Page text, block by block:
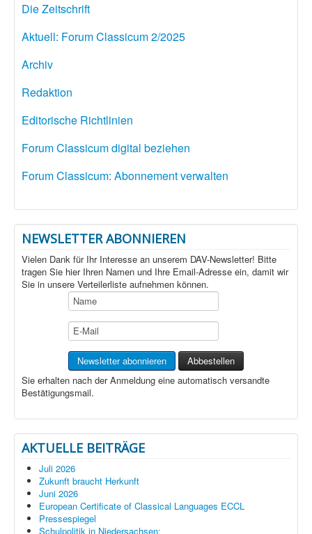
Die Zeitschrift
Aktuell: Forum Classicum 2/2025
Archiv
Redaktion
Editorische Richtlinien
Forum Classicum digital beziehen
Forum Classicum: Abonnement verwalten
NEWSLETTER ABONNIEREN
Vielen Dank für Ihr Interesse an unserem DAV-Newsletter! Bitte
tragen Sie hier Ihren Namen und Ihre Email-Adresse ein, damit wir
Sie in unsere Verteilerliste aufnehmen können.
Sie erhalten nach der Anmeldung eine automatisch versandte
Bestätigungsmail.
AKTUELLE BEITRÄGE
Juli 2026
Zukunft braucht Herkunft
Juni 2026
European Certificate of Classical Languages ECCL
Pressespiegel
Schulpolitik in Niedersachsen: